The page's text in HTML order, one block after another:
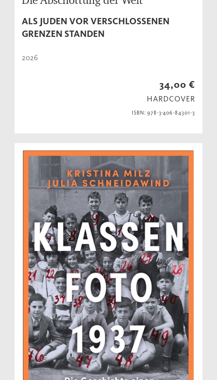
ALS JUDEN VOR VERSCHLOSSENEN
GRENZEN STANDEN
2026
34,00 €
HARDCOVER
ISBN: 978-3-406-84301-3